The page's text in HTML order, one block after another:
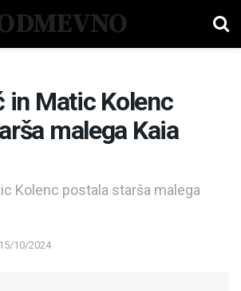
in Matic Kolenc
malega Kaia
Kolenc postala starša malega
15/10/2024